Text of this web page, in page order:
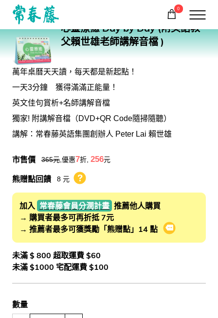
回常春藤首頁
0
購物車
心靈療癒 Day by Day (附英語教
父賴世雄老師講解音檔 )
萬年桌曆天天讀，每天都是新起點！
一天3分鐘 獲得滿滿正能量！
英文佳句賞析+名師講解音檔
獨家! 附講解音檔（DVD+QR Code隨掃隨聽）
講解：常春藤英語集團創辦人 Peter Lai 賴世雄
市售價 365元 ,優惠7折, 256元
熊贈點回饋 8 元 熊贈點回饋辦法
加入 常春藤會員分潤計畫 推薦他人購買
→ 購買者最多可再折抵 7元
→ 推薦者最多可獲獎勵「熊贈點」14 點
會員推薦分潤
未滿 $ 800 超取運費 $60
未滿 $1000 宅配運費 $100
數量